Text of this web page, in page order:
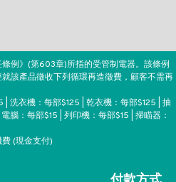
例》(第603章)所指的受管制電器。該條例
該產品徵收下列循環再造徵費，顧客不需再
洗衣機：每部$125 | 乾衣機：每部$125 | 抽
腦：每部$15 | 列印機：每部$15 | 掃瞄器：
(現金支付)